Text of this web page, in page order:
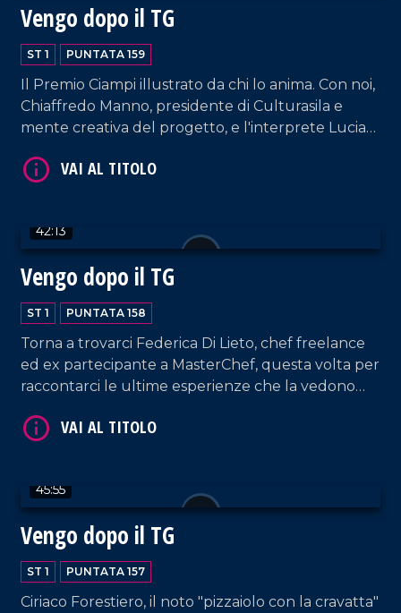
Vengo dopo il TG
ST 1 PUNTATA 159
Il Premio Ciampi illustrato da chi lo anima. Con noi,
Chiaffredo Manno, presidente di Culturasila e
mente creativa del progetto, e l'interprete Lucia
Garritano ci dà utili informazioni sulla pratica delle
42:13
Vengo dopo il TG
ST 1 PUNTATA 158
Torna a trovarci Federica Di Lieto, chef freelance
ed ex partecipante a MasterChef, questa volta per
raccontarci le ultime esperienze che la vedono
tradizione culinaria calabrese con quella di altre
45:55
Vengo dopo il TG
ST 1 PUNTATA 157
Ciriaco Forestiero, il noto "pizzaiolo con la cravatta"
VAI AL TITOLO
VAI AL TITOLO
VAI AL TITOLO